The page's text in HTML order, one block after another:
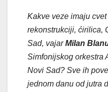
Kakve veze imaju
rekonstrukciji, ćirilica,
Sad, vajarMilan
Simfonijskog orkestra
Novi Sad? Sve ih
jednom danu od jutra